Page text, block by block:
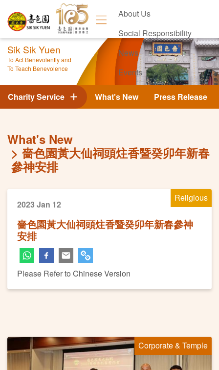
About Us
Social Responsibility
News
Events
Contact Us
Sik Sik Yuen
To Act Benevolently and
To Teach Benevolence
What's New Press Release
Charity Service
What's New
嗇色園黃大仙祠頭炷香暨癸卯年新春
參神安排
Religious
2023 Jan 12
嗇色園黃大仙祠頭炷香暨癸卯年新春參神
安排
Please Refer to Chinese Version
Corporate & Temple